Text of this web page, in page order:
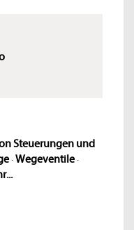
Steuerungen und
·Wegeventile·